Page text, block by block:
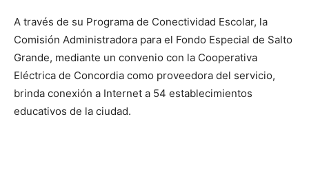
A través de su Programa de Conectividad Escolar, la
Comisión Administradora para el Fondo Especial de Salto
Grande, mediante un convenio con la Cooperativa
Eléctrica de Concordia como proveedora del servicio,
brinda conexión a Internet a 54 establecimientos
educativos de la ciudad.